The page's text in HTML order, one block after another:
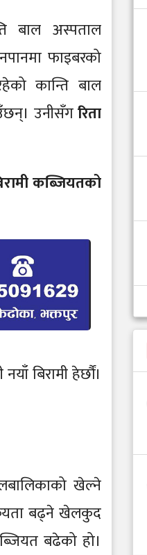
बाल अस्पताल
फाइबरको
कान्ति बाल
उनीसँगरिता
कब्जियतको
बिरामी हेर्छौं।
खेल्ने
बढ्ने खेलकुद
बढेको हो।